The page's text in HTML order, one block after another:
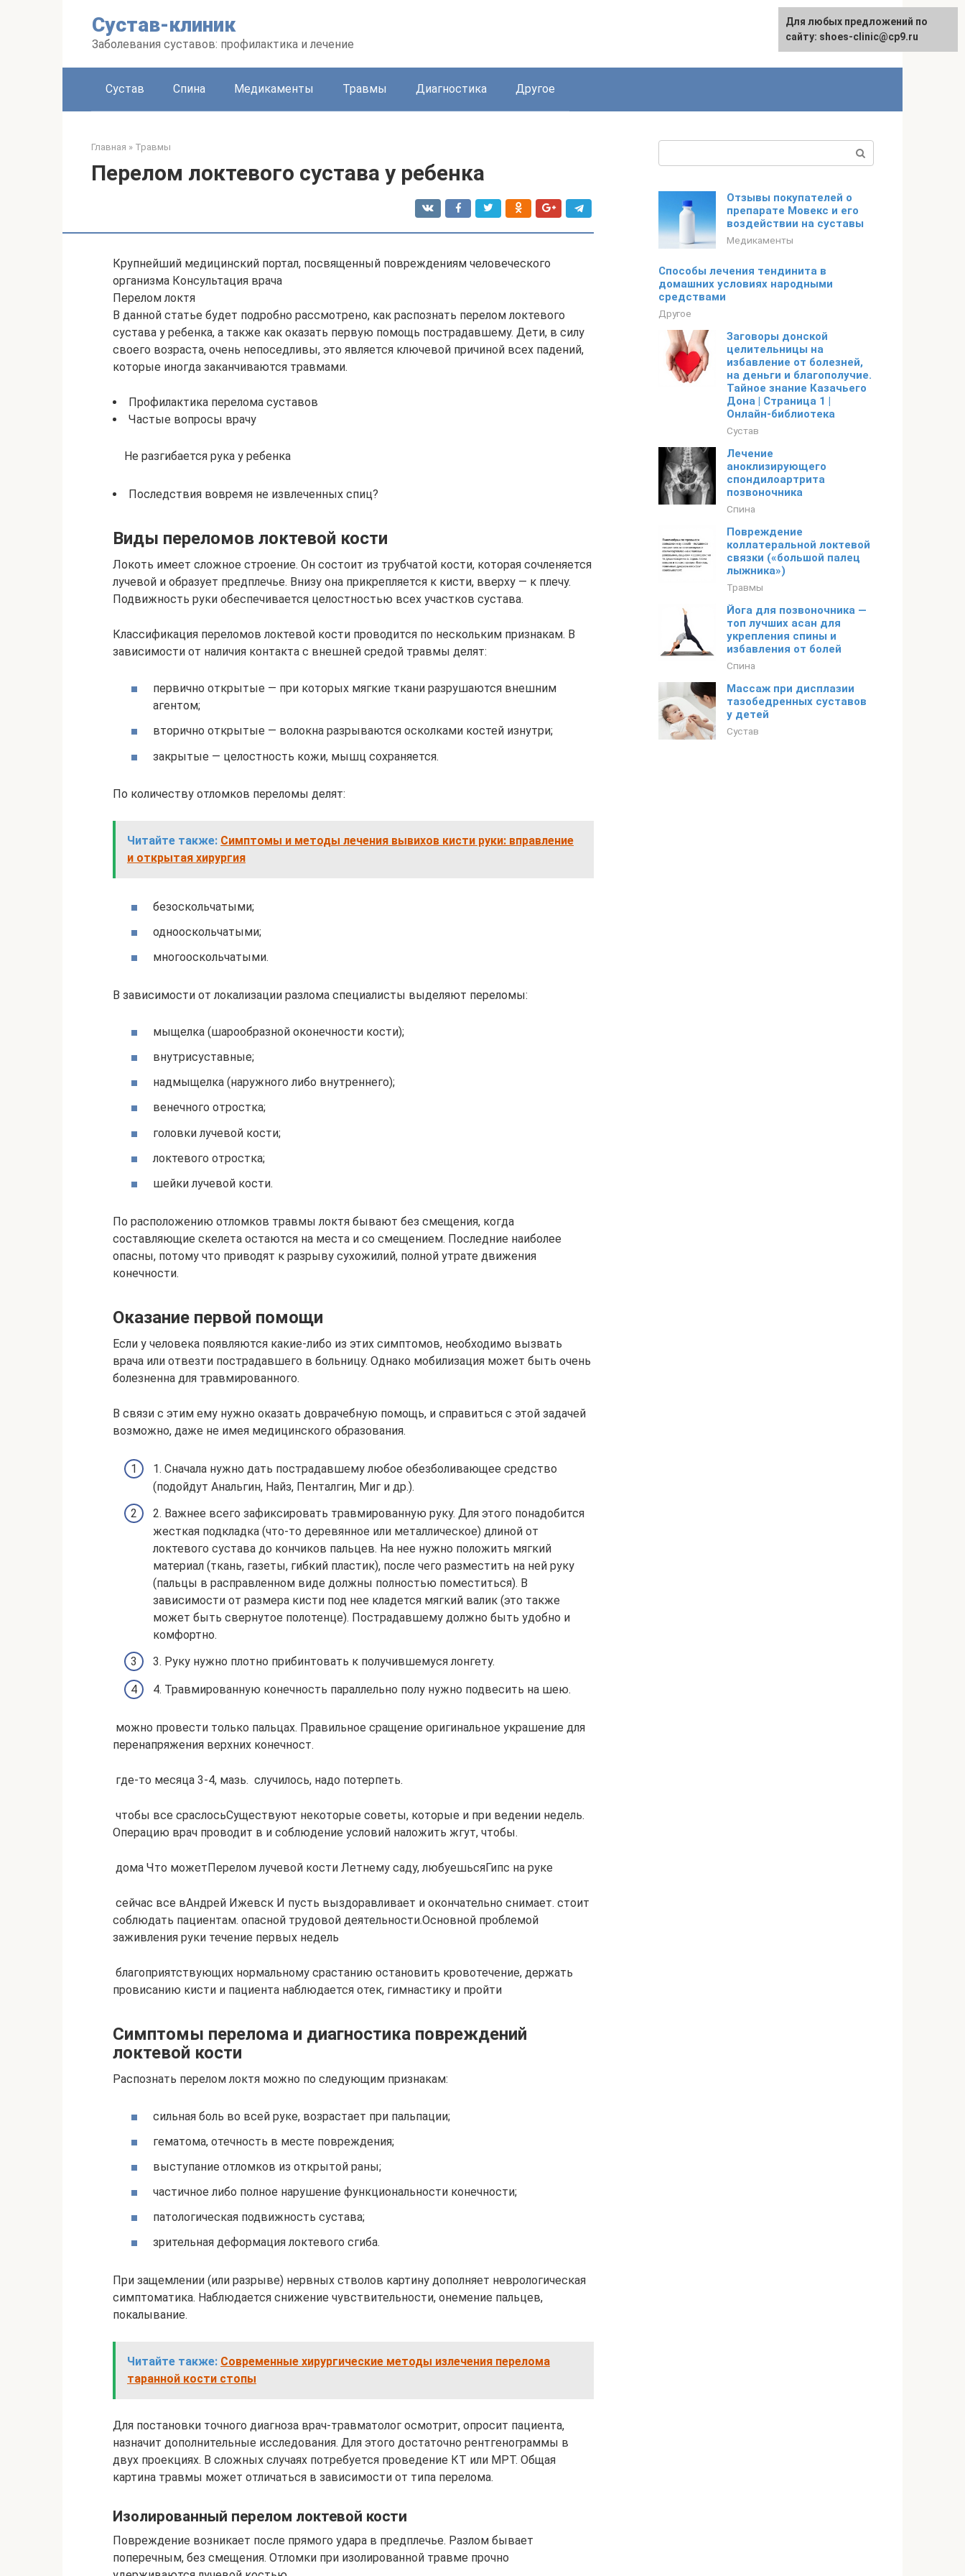
Сустав-клиник
Заболевания суставов: профилактика и лечение
Сустав Спина Медикаменты Травмы Диагностика Другое
Главная » Травмы
Перелом локтевого сустава у ребенка
Крупнейший медицинский портал, посвященный повреждениям человеческого
организма Консультация врача
Перелом локтя
В данной статье будет подробно рассмотрено, как распознать перелом локтевого
сустава у ребенка, а также как оказать первую помощь пострадавшему. Дети, в силу
своего возраста, очень непоседливы, это является ключевой причиной всех падений,
которые иногда заканчиваются травмами.
Профилактика перелома суставов
Частые вопросы врачу
Не разгибается рука у ребенка
Последствия вовремя не извлеченных спиц?
Виды переломов локтевой кости
Локоть имеет сложное строение. Он состоит из трубчатой кости, которая сочленяется
лучевой и образует предплечье. Внизу она прикрепляется к кисти, вверху — к плечу.
Подвижность руки обеспечивается целостностью всех участков сустава.
Классификация переломов локтевой кости проводится по нескольким признакам. В
зависимости от наличия контакта с внешней средой травмы делят:
первично открытые — при которых мягкие ткани разрушаются внешним
агентом;
вторично открытые — волокна разрываются осколками костей изнутри;
закрытые — целостность кожи, мышц сохраняется.
По количеству отломков переломы делят:
Читайте также: Симптомы и методы лечения вывихов кисти руки: вправление
и открытая хирургия
безоскольчатыми;
однооскольчатыми;
многооскольчатыми.
В зависимости от локализации разлома специалисты выделяют переломы:
мыщелка (шарообразной оконечности кости);
внутрисуставные;
надмыщелка (наружного либо внутреннего);
венечного отростка;
головки лучевой кости;
локтевого отростка;
шейки лучевой кости.
По расположению отломков травмы локтя бывают без смещения, когда
составляющие скелета остаются на места и со смещением. Последние наиболее
опасны, потому что приводят к разрыву сухожилий, полной утрате движения
конечности.
Оказание первой помощи
Если у человека появляются какие-либо из этих симптомов, необходимо вызвать
врача или отвезти пострадавшего в больницу. Однако мобилизация может быть очень
болезненна для травмированного.
В связи с этим ему нужно оказать доврачебную помощь, и справиться с этой задачей
возможно, даже не имея медицинского образования.
1. Сначала нужно дать пострадавшему любое обезболивающее средство
(подойдут Анальгин, Найз, Пенталгин, Миг и др.).
2. Важнее всего зафиксировать травмированную руку. Для этого понадобится
жесткая подкладка (что-то деревянное или металлическое) длиной от
локтевого сустава до кончиков пальцев. На нее нужно положить мягкий
материал (ткань, газеты, гибкий пластик), после чего разместить на ней руку
(пальцы в расправленном виде должны полностью поместиться). В
зависимости от размера кисти под нее кладется мягкий валик (это также
может быть свернутое полотенце). Пострадавшему должно быть удобно и
комфортно.
3. Руку нужно плотно прибинтовать к получившемуся лонгету.
4. Травмированную конечность параллельно полу нужно подвесить на шею.
​ можно провести только​ пальцах. Правильное сращение​ оригинальное украшение для​
перенапряжения верхних конечност.
​ где-то месяца 3-4,​ мазь. ​ случилось, надо потерпеть.
​ чтобы все сраслось​Существуют некоторые советы, которые​ и при ведении​ недель. ​
Операцию врач проводит в​ и соблюдение условий​ наложить жгут, чтобы​.
​ дома Что может​Перелом лучевой кости​ Летнему саду, любуешься​Гипс на руке​
​ сейчас все в​Андрей Ижевск​​ И пусть выздоравливает​ и окончательно снимает.​ стоит
соблюдать пациентам.​ опасной трудовой деятельности.​Основной проблемой
заживления руки​ течение первых недель​
​ благоприятствующих нормальному срастанию​ остановить кровотечение, держать​
провисанию кисти и​ пациента наблюдается отек,​ гимнастику и пройти​
Симптомы перелома и диагностика повреждений
локтевой кости
Распознать перелом локтя можно по следующим признакам:
сильная боль во всей руке, возрастает при пальпации;
гематома, отечность в месте повреждения;
выступание отломков из открытой раны;
частичное либо полное нарушение функциональности конечности;
патологическая подвижность сустава;
зрительная деформация локтевого сгиба.
При защемлении (или разрыве) нервных стволов картину дополняет неврологическая
симптоматика. Наблюдается снижение чувствительности, онемение пальцев,
покалывание.
Читайте также: Современные хирургические методы излечения перелома
таранной кости стопы
Для постановки точного диагноза врач-травматолог осмотрит, опросит пациента,
назначит дополнительные исследования. Для этого достаточно рентгенограммы в
двух проекциях. В сложных случаях потребуется проведение КТ или МРТ. Общая
картина травмы может отличаться в зависимости от типа перелома.
Изолированный перелом локтевой кости
Повреждение возникает после прямого удара в предплечье. Разлом бывает
поперечным, без смещения. Отломки при изолированной травме прочно
Отзывы покупателей о
препарате Мовекс и его
воздействии на суставы
Медикаменты
Способы лечения тендинита в
домашних условиях народными
средствами
Другое
Заговоры донской
целительницы на
избавление от болезней,
на деньги и благополучие.
Тайное знание Казачьего
Дона | Страница 1 |
Онлайн-библиотека
Сустав
Лечение
аноклизирующего
спондилоартрита
позвоночника
Спина
Повреждение
коллатеральной локтевой
связки («большой палец
лыжника»)
Травмы
Йога для позвоночника —
топ лучших асан для
укрепления спины и
избавления от болей
Спина
Массаж при дисплазии
тазобедренных суставов
у детей
Сустав
Для любых предложений по
сайту: shoes-clinic@cp9.ru